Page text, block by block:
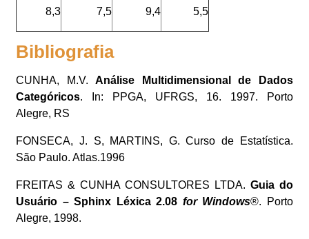
8,3 7,5 9,4 5,5
Bibliografia
CUNHA, M.V.Análise Multidimensional de Dados
Categóricos. In: PPGA, UFRGS, 16. 1997. Porto
Alegre, RS
FONSECA, J. S, MARTINS, G. Curso de Estatística.
São Paulo. Atlas.1996
FREITAS & CUNHA CONSULTORES LTDA. Guia do
Usuário – Sphinx Léxica 2.08 for Windows®. Porto
Alegre, 1998.